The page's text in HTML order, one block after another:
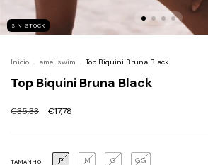
SIN STOCK
Inicio . amel swim . Top Biquini Bruna Black
Top Biquini Bruna Black
€35,33 €17,78
TAMANHO P M G GG